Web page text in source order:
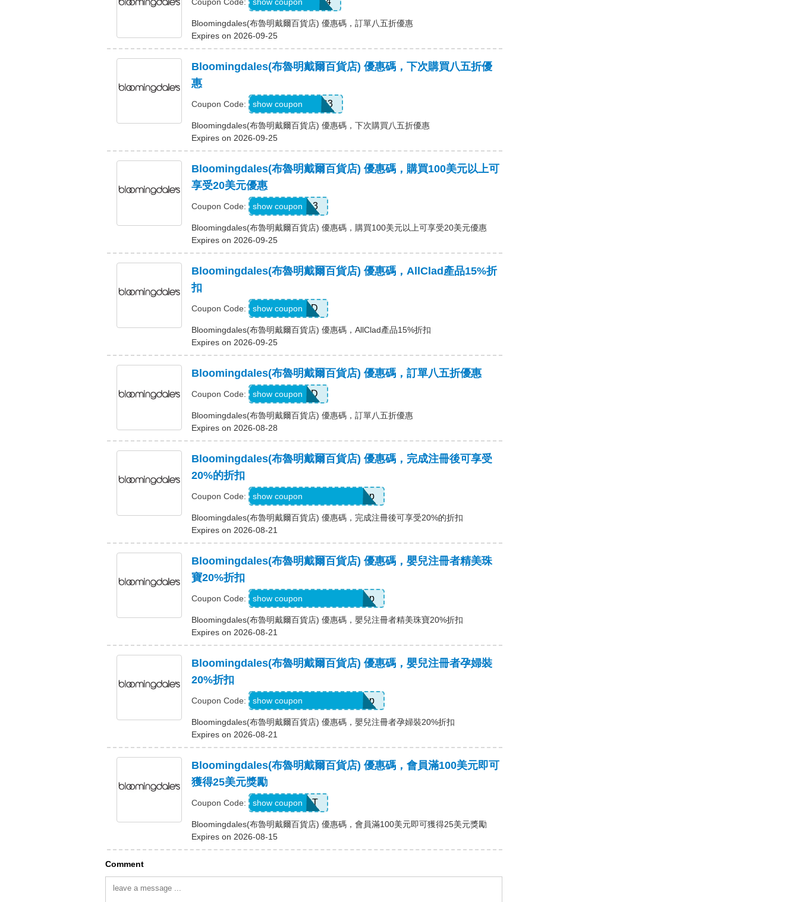
Coupon Code:
Bloomingdales(布魯明戴爾百貨店) 優惠碼，訂單八五折優惠
Expires on 2026-09-25
Bloomingdales(布魯明戴爾百貨店) 優惠碼，下次購買八五折優
惠
Coupon Code: Z75MB3Y8PHC3
show coupon
Bloomingdales(布魯明戴爾百貨店) 優惠碼，下次購買八五折優惠
Expires on 2026-09-25
Bloomingdales(布魯明戴爾百貨店) 優惠碼，購買100美元以上可
享受20美元優惠
Coupon Code: KW3628L3
show coupon
Bloomingdales(布魯明戴爾百貨店) 優惠碼，購買100美元以上可享受20美元優惠
Expires on 2026-09-25
Bloomingdales(布魯明戴爾百貨店) 優惠碼，AllClad產品15%折
扣
Coupon Code: ALLCLAD
show coupon
Bloomingdales(布魯明戴爾百貨店) 優惠碼，AllClad產品15%折扣
Expires on 2026-09-25
Bloomingdales(布魯明戴爾百貨店) 優惠碼，訂單八五折優惠
Coupon Code: ALLCLAD
show coupon
Bloomingdales(布魯明戴爾百貨店) 優惠碼，訂單八五折優惠
Expires on 2026-08-28
Bloomingdales(布魯明戴爾百貨店) 優惠碼，完成注冊後可享受
20%的折扣
Coupon Code: Code Provided with Signup
show coupon
Bloomingdales(布魯明戴爾百貨店) 優惠碼，完成注冊後可享受20%的折扣
Expires on 2026-08-21
Bloomingdales(布魯明戴爾百貨店) 優惠碼，嬰兒注冊者精美珠
寶20%折扣
Coupon Code: Code Provided with Signup
show coupon
Bloomingdales(布魯明戴爾百貨店) 優惠碼，嬰兒注冊者精美珠寶20%折扣
Expires on 2026-08-21
Bloomingdales(布魯明戴爾百貨店) 優惠碼，嬰兒注冊者孕婦裝
20%折扣
Coupon Code: Code Provided with Signup
show coupon
Bloomingdales(布魯明戴爾百貨店) 優惠碼，嬰兒注冊者孕婦裝20%折扣
Expires on 2026-08-21
Bloomingdales(布魯明戴爾百貨店) 優惠碼，會員滿100美元即可
獲得25美元獎勵
Coupon Code: LOYALLIST
show coupon
Bloomingdales(布魯明戴爾百貨店) 優惠碼，會員滿100美元即可獲得25美元獎勵
Expires on 2026-08-15
Comment